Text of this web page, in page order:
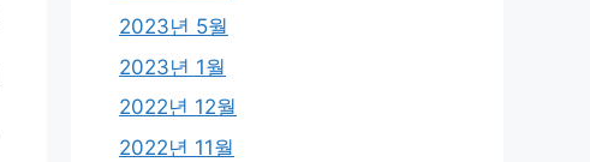
2023년 5월
2023년 1월
2022년 12월
2022년 11월